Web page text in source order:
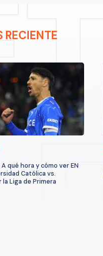
RECIENTE
A qué hora y cómo ver EN
Católica vs.
Liga de Primera